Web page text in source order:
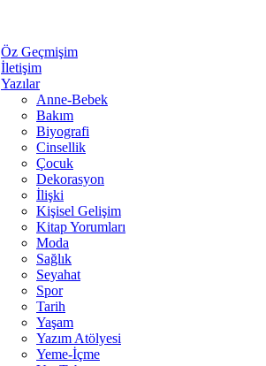
Öz Geçmişim
İletişim
Yazılar
Anne-Bebek
Bakım
Biyografi
Cinsellik
Çocuk
Dekorasyon
İlişki
Kişisel Gelişim
Kitap Yorumları
Moda
Sağlık
Seyahat
Spor
Tarih
Yaşam
Yazım Atölyesi
Yeme-İçme